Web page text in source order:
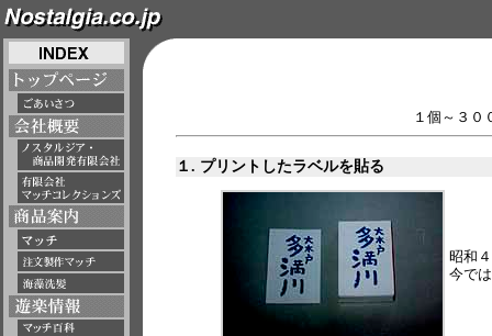
１個～３０
１. プリントしたラベルを貼る
昭和
今で